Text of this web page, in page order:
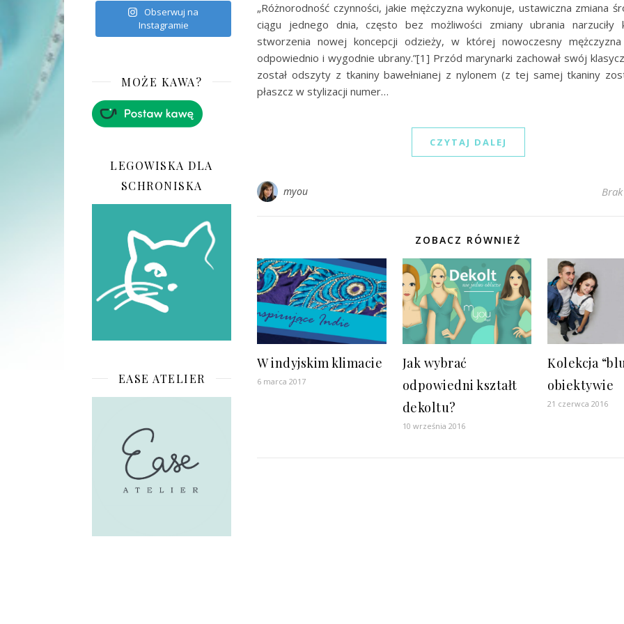
Obserwuj na
Instagramie
MOŻE KAWA?
LEGOWISKA DLA
SCHRONISKA
EASE ATELIER
„Różnorodność czynności, jakie mężczyzna wykonuje, ustawiczna zmiana
ciągu jednego dnia, często bez możliwości zmiany ubrania narzuciły
stworzenia nowej koncepcji odzieży, w której nowoczesny mężczyzna
odpowiednio i wygodnie ubrany.”[1] Przód marynarki zachował swój
został odszyty z tkaniny bawełnianej z nylonem (z tej samej tkaniny
płaszcz w stylizacji numer…
CZYTAJ DALEJ
myou
ZOBACZ RÓWNIEŻ
W indyjskim klimacie
6 marca 2017
Jak wybrać
odpowiedni kształt
dekoltu?
10 września 2016
Kolekcja
obiektywie
21 czerwca 2016